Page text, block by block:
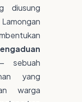
diusung
sebuah
yang
warga